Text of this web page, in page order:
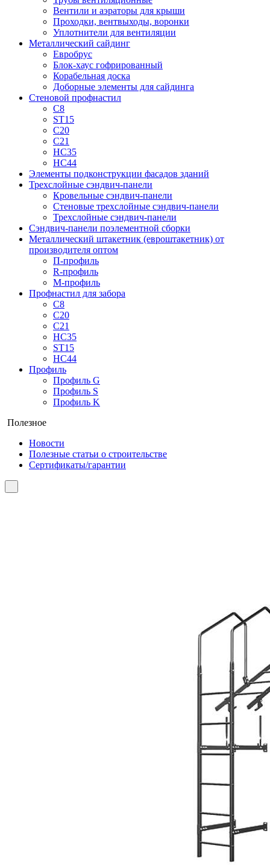
Вентили и аэраторы для крыши
Проходки, вентвыходы, воронки
Уплотнители для вентиляции
Металлический сайдинг
Евробрус
Блок-хаус гофрированный
Корабельная доска
Доборные элементы для сайдинга
Стеновой профнастил
С8
ST15
С20
С21
НС35
НС44
Элементы подконструкции фасадов зданий
Трехслойные сэндвич-панели
Кровельные сэндвич-панели
Стеновые трехслойные сэндвич-панели
Трехслойные сэндвич-панели
Сэндвич-панели поэлементной сборки
Металлический штакетник (евроштакетник) от
производителя оптом
П-профиль
R-профиль
М-профиль
Профнастил для забора
С8
С20
С21
НС35
ST15
НС44
Профиль
Профиль G
Профиль S
Профиль K
Полезное
Новости
Полезные статьи о строительстве
Сертификаты/гарантии